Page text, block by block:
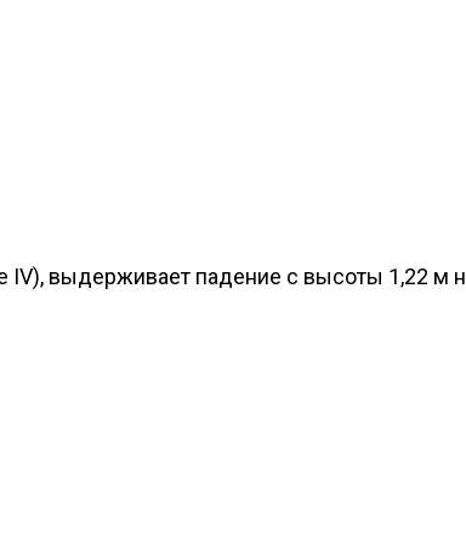
IV), выдерживает падение с высоты 1,22 м